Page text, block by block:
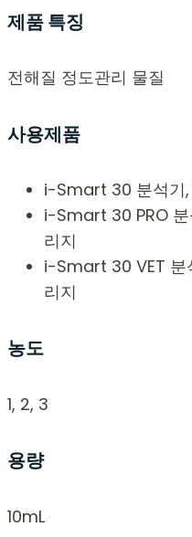
제품 특징
전해질 정도관리 물질
사용제품
i-Smart 30 분석기
i-Smart 30 PRO
리지
i-Smart 30 VET 분
리지
농도
1, 2, 3
용량
10mL